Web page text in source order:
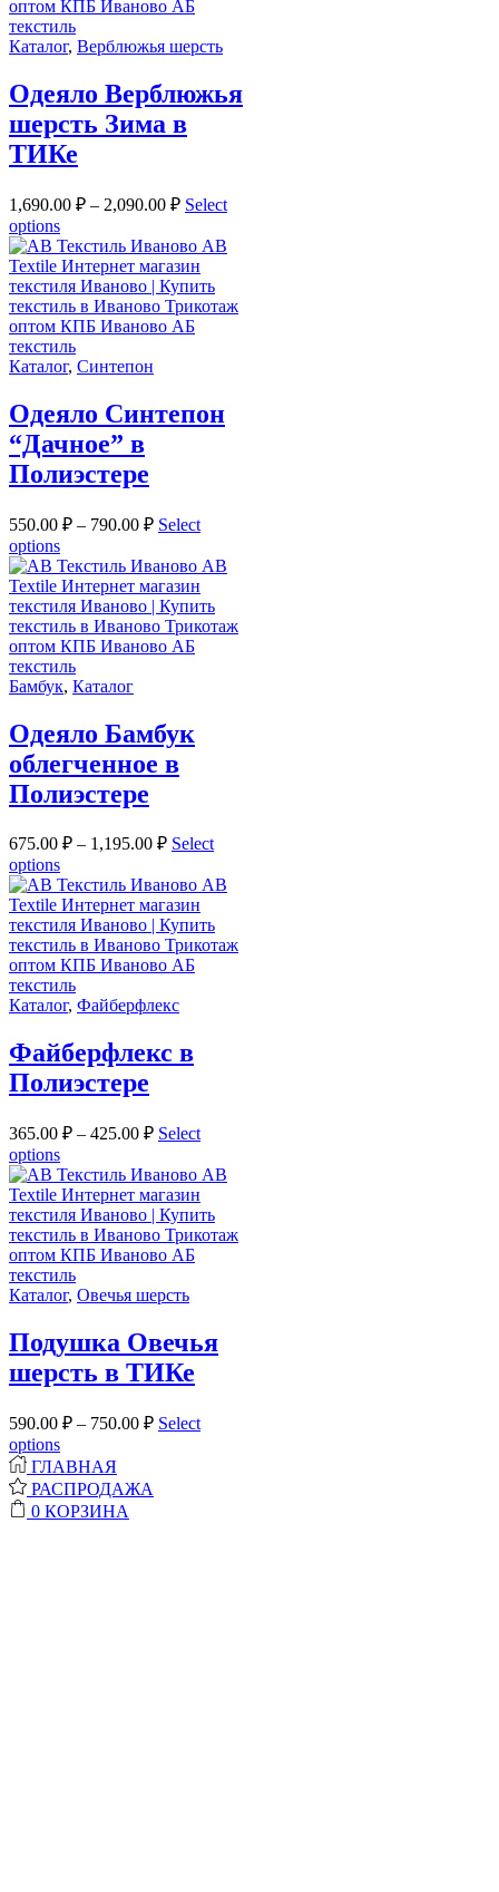
Каталог, Верблюжья шерсть
Одеяло Верблюжья
шерсть Зима в
ТИКе
1,690.00 ₽ – 2,090.00 ₽ Select
options
Каталог, Синтепон
Одеяло Синтепон
“Дачное” в
Полиэстере
550.00 ₽ – 790.00 ₽ Select
options
Бамбук, Каталог
Одеяло Бамбук
облегченное в
Полиэстере
675.00 ₽ – 1,195.00 ₽ Select
options
Каталог, Файберфлекс
Файберфлекс в
Полиэстере
365.00 ₽ – 425.00 ₽ Select
options
Каталог, Овечья шерсть
Подушка Овечья
шерсть в ТИКе
590.00 ₽ – 750.00 ₽ Select
options
ГЛАВНАЯ
РАСПРОДАЖА
0 КОРЗИНА